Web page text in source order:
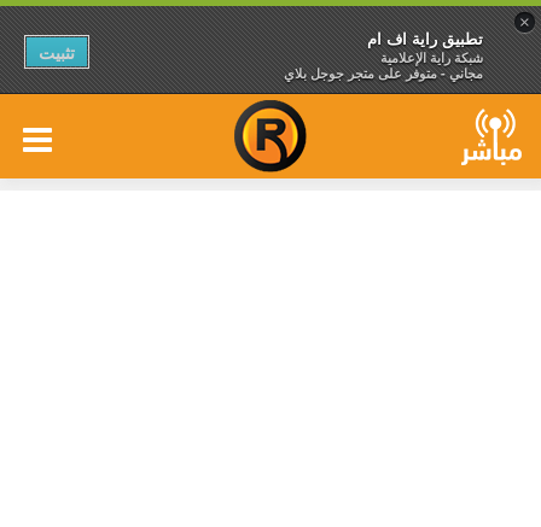
×
تطبيق راية اف ام
شبكة راية الإعلامية
مجاني - متوفر على متجر جوجل بلاي
تثبيت